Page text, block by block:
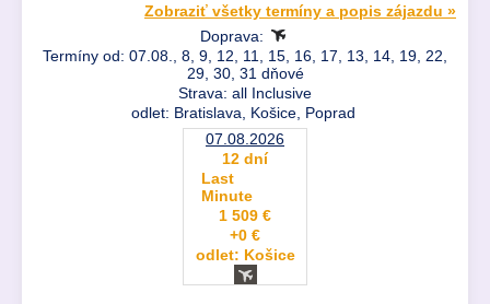
Zobraziť všetky termíny a popis zájazdu »
Doprava:
Termíny od: 07.08., 8, 9, 12, 11, 15, 16, 17, 13, 14, 19, 22,
29, 30, 31 dňové
Strava: all Inclusive
odlet: Bratislava, Košice, Poprad
07.08.2026
12 dní
Last
Minute
1 509 €
+0 €
odlet: Košice